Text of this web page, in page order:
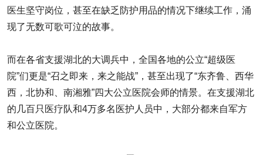
医生坚守岗位，甚至在缺乏防护用品的情况下继续工作，涌
现了无数可歌可泣的故事。
而在各省支援湖北的大调兵中，全国各地的公立“超级医
院”们更是“召之即来，来之能战”，甚至出现了“东齐鲁、西华
西，北协和、南湘雅”四大公立医院会师的情景。在支援湖北
的几百只医疗队和4万多名医护人员中，大部分都来自军方
和公立医院。